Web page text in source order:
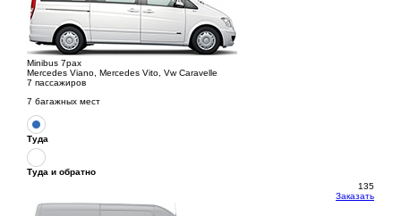
Minibus 7pax
Mercedes Viano, Mercedes Vito, Vw Caravelle
7 пассажиров
7 багажных мест
Туда
Туда и обратно
135
Заказать